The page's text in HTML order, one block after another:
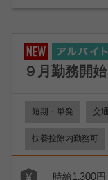
９月勤務開
短期・単発 交
扶養控除内勤務可
時給1,300円